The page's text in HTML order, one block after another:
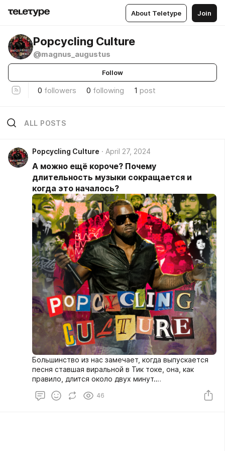
About Teletype Join
Popcycling Culture
@magnus_augustus
Follow
0 followers 0 following 1 post
ALL POSTS
Popcycling Culture April 27, 2024
А можно ещё короче? Почему
длительность музыки сокращается и
когда это началось?
Большинство из нас замечает, когда выпускается
песня ставшая виральной в Тик токе, она, как
правило, длится около двух минут.
современная тенденция сокращения музыкальных
46